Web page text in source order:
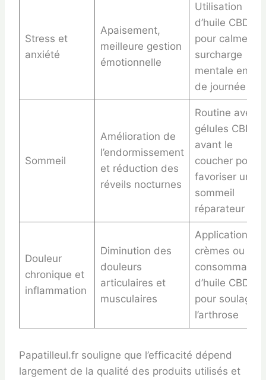
Stress et
anxiété
Apaisement,
meilleure gestion
émotionnelle
Utilisation
d’huile CBD
pour calmer la
surcharge
mentale en fin
de journée
Sommeil
Amélioration de
l’endormissement
et réduction des
réveils nocturnes
Routine avec
gélules CBD
avant le
coucher pour
favoriser un
sommeil
réparateur
Douleur
chronique et
inflammation
Diminution des
douleurs
articulaires et
musculaires
Application de
crèmes ou
consommation
d’huile CBD
pour soulager
l’arthrose
Papatilleul.fr souligne que l’efficacité dépend
largement de la qualité des produits utilisés et